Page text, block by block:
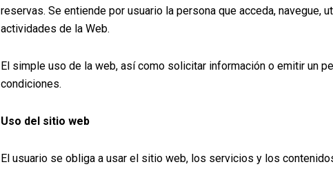
reservas. Se entiende por usuario la persona que acceda,
actividades de la Web.
El simple uso de la web, así como solicitar información o emitir un
condiciones.
Uso del sitio web
El usuario se obliga a usar el sitio web, los servicios y los